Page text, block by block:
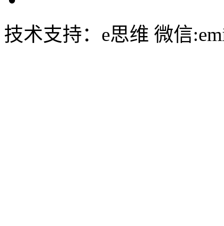
技术支持：e思维 微信